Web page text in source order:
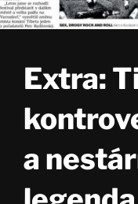
Extra:
a